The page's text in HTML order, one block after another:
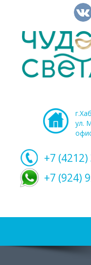
ул.
+7 (4212)
+7 (924)